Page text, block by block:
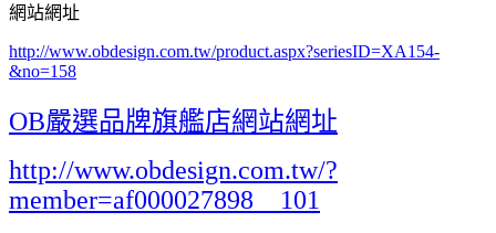
網站網址
http://www.obdesign.com.tw/product.aspx?seriesID=XA154-
&no=158
OB嚴選品牌旗艦店網站網址
http://www.obdesign.com.tw/?
member=af000027898__101